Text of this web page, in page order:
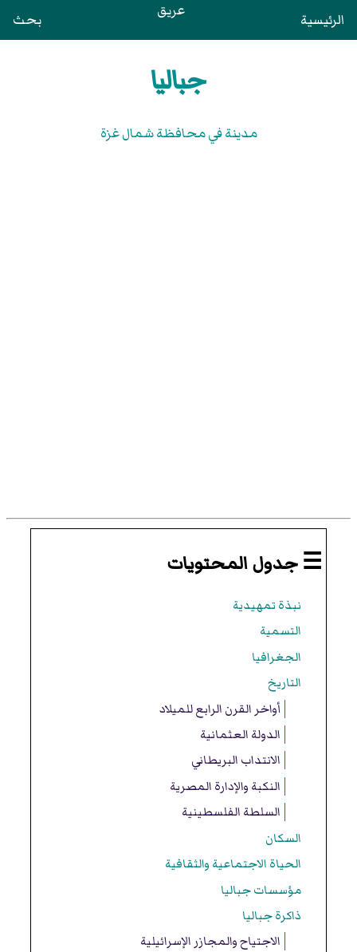
الرئيسية عريق بحث
جباليا
مدينة في محافظة شمال غزة
☰ جدول المحتويات
نبذة تمهيدية
التسمية
الجغرافيا
التاريخ
أواخر القرن الرابع للميلاد
الدولة العثمانية
الانتداب البريطاني
النكبة والإدارة المصرية
السلطة الفلسطينية
السكان
الحياة الاجتماعية والثقافية
مؤسسات جباليا
ذاكرة جباليا
الاجتياح والمجازر الإسرائيلية